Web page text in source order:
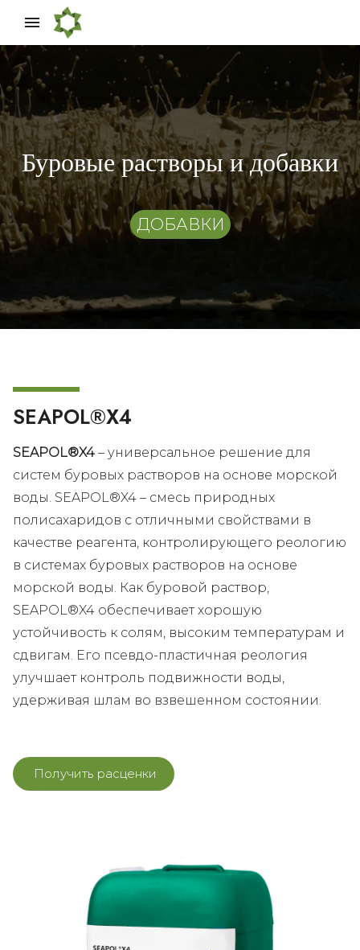
Буровые растворы и добавки
ДОБАВКИ
SEAPOL®X4
SEAPOL®X4 – универсальное решение для
систем буровых растворов на основе морской
воды. SEAPOL®X4 – смесь природных
полисахаридов с отличными свойствами в
качестве реагента, контролирующего реологию
в системах буровых растворов на основе
морской воды. Как буровой раствор,
SEAPOL®X4 обеспечивает хорошую
устойчивость к солям, высоким температурам и
сдвигам. Его псевдо-пластичная реология
улучшает контроль подвижности воды,
удерживая шлам во взвешенном состоянии.
Получить расценки